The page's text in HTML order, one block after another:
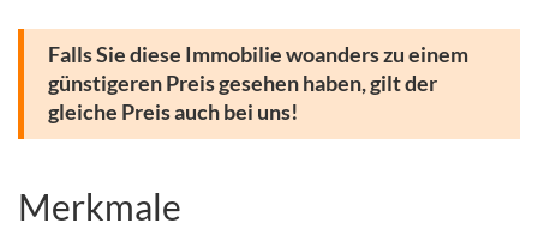
Falls Sie diese Immobilie woanders zu einem
günstigeren Preis gesehen haben, gilt der
gleiche Preis auch bei uns!
Merkmale